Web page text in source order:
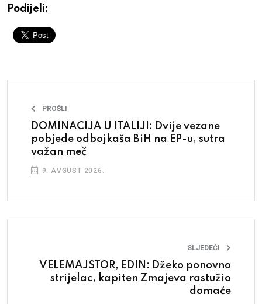
Podijeli:
PROŠLI
DOMINACIJA U ITALIJI: Dvije vezane
pobjede odbojkaša BiH na EP-u, sutra
važan meč
9. AVGUST 2026.
SLJEDEĆI
VELEMAJSTOR, EDIN: Džeko ponovno
strijelac, kapiten Zmajeva rastužio
domaće